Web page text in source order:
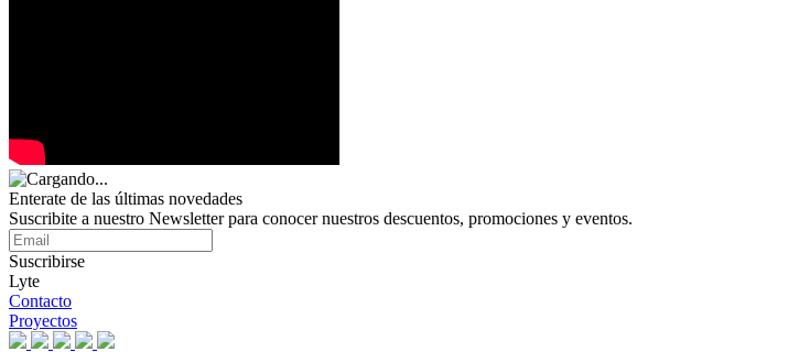
Enterate de las últimas novedades
Suscribite a nuestro Newsletter para conocer nuestros descuentos, promociones y eventos.
Suscribirse
Lyte
Contacto
Proyectos